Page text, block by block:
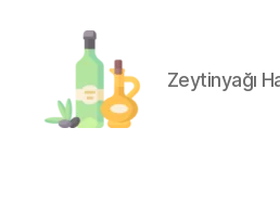
Zeytinyağı